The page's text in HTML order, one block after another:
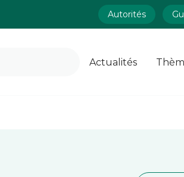
Autorités
Actualités